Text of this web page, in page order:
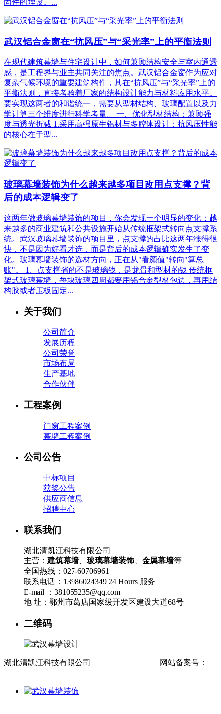
固件的埋设。...
武汉铝合金窗在“抗风压”与“采光率”上的平衡法则
在现代建筑幕墙与住宅设计中，如何兼顾结构安全与室内通透
感，是工程界与业主共同关注的焦点。武汉铝合金窗作为应对
复杂气候环境的重要建筑构件，其在“抗风压”与“采光率”上的
平衡法则，直接考验着厂家的结构设计能力与材料应用水平。
要实现这两者的和谐统一，需要从型材结构、玻璃配置以及力
学计算三个维度进行科学考量。 一、优化型材结构：兼顾强
度与透光折减 1.采用高强原生铝材与多腔体设计：抗风压性能
的核心在于型...
玻璃幕墙装饰为什么越来越多项目改用点支撑？背
后的成本逻辑变了
这两年做玻璃幕墙装饰的项目，你会发现一个明显的变化：越
来越多的商业建筑和公共设施开始从传统框架式转向点支撑系
统。武汉玻璃幕墙装饰的项目里，点支撑的占比这两年涨得很
快，不是因为好看才选，而是背后的成本逻辑确实发生了变
化。玻璃幕墙装饰的选材方向，正在从"看颜值"转向"算总
账"。 1、点支撑省的不是玻璃钱，是龙骨和型材的钱‌ 传统框
架式玻璃幕墙，每块玻璃四周都要用铝合金型材包边，再用结
构胶或者压板固定...
关于我们
公司简介
发展历程
公司荣誉
市场布局
生产基地
合作伙伴
工程案例
门窗工程案例
幕墙工程案例
公司公告
中标项目
获奖公告
供应商信息
招聘中心
联系我们
湖北清凯江科技有限公司
主营： 建筑幕墙、 玻璃幕墙装饰、 金属幕墙等
全国热线：027-60706961
联系电话：13986024349 24 Hours 服务
E-mail ：381055235@qq.com
地 址：鄂州市葛店国家级开发区建设大道68号
二维码
湖北清凯江科技有限公司 网站备案号：